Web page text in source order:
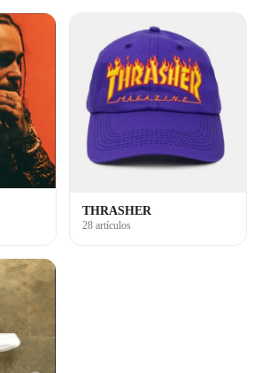
THRASHER
28 artículos